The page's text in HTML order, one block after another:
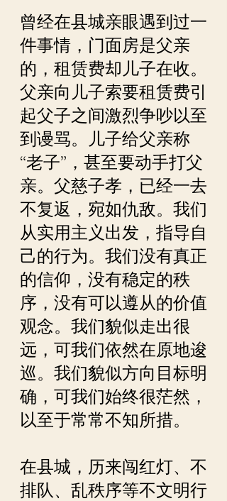
曾经在县城亲眼遇到过一
件事情，门面房是父亲
的，租赁费却儿子在收。
父亲向儿子索要租赁费引
起父子之间激烈争吵以至
到谩骂。儿子给父亲称
“老子”，甚至要动手打父
亲。父慈子孝，已经一去
不复返，宛如仇敌。我们
从实用主义出发，指导自
己的行为。我们没有真正
的信仰，没有稳定的秩
序，没有可以遵从的价值
观念。我们貌似走出很
远，可我们依然在原地逡
巡。我们貌似方向目标明
确，可我们始终很茫然，
以至于常常不知所措。
在县城，历来闯红灯、不
排队、乱秩序等不文明行